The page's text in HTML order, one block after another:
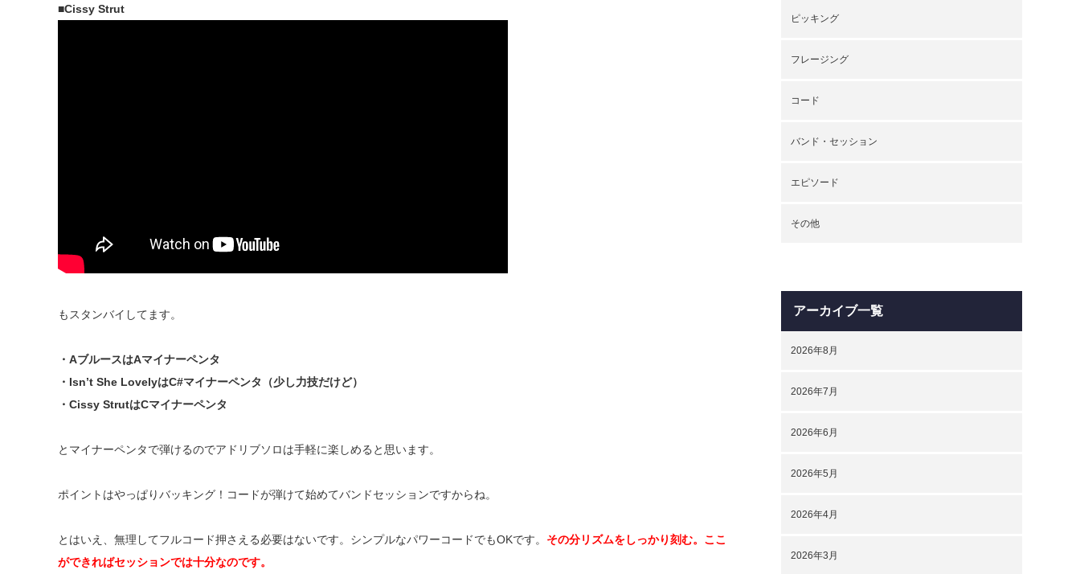
■Cissy Strut
もスタンバイしてます。
・AブルースはAマイナーペンタ
・Isn’t She LovelyはC#マイナーペンタ（少し力技だけど）
・Cissy StrutはCマイナーペンタ
とマイナーペンタで弾けるのでアドリブソロは手軽に楽しめると思います。
ポイントはやっぱりバッキング！コードが弾けて始めてバンドセッションですからね。
とはいえ、無理してフルコード押さえる必要はないです。シンプルなパワーコードでもOKです。 その分リズムをしっかり刻む。ここ
ができればセッションでは十分なのです。
ピッキング
フレージング
コード
バンド・セッション
エピソード
その他
アーカイブ一覧
2026年8月
2026年7月
2026年6月
2026年5月
2026年4月
2026年3月